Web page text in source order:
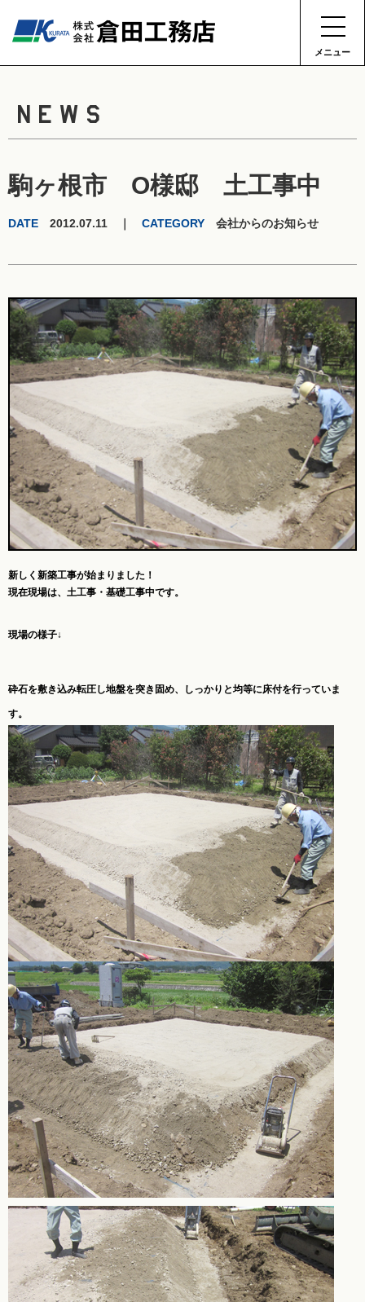
メニュー
NEWS
駒ヶ根市 O様邸 土工事中
DATE 2012.07.11 ｜ CATEGORY 会社からのお知らせ
新しく新築工事が始まりました！
現在現場は、土工事・基礎工事中です。
現場の様子↓
砕石を敷き込み転圧し地盤を突き固め、 しっかりと均等に床付を行っていま
す。